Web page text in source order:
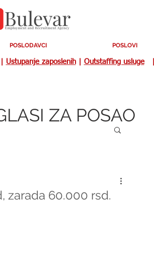
POSLODAVCI POSLOVI
Ustupanje zaposlenih| Outstaffing usluge|
ZA POSAO
zarada 60.000 rsd.